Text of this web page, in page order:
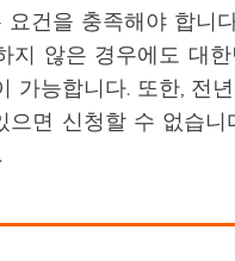
건을 충족해야 합니
지 않은 경우에도 대
가능합니다. 또한, 전
면 신청할 수 없습